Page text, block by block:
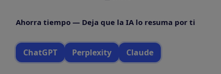
Ahorra tiempo — Deja que la IA lo resuma por ti
ChatGPT Perplexity Claude